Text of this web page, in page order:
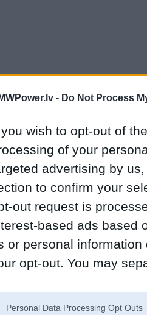
- Do Not Process
wish to opt-out of
of your
advertising by
to confirm your
out request is
based ads based
or personal
opt-out. You may
Personal Data Processing Opt Outs